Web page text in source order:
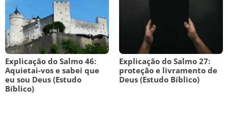
Explicação do Salmo 46:
Aquietai-vos e sabei que
eu sou Deus (Estudo
Bíblico)
Explicação do Salmo 27:
proteção e livramento de
Deus (Estudo Bíblico)